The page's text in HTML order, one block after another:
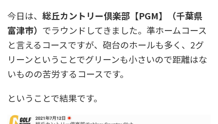
今日は、 総丘カントリー倶楽部【PGM】（千葉県
富津市） でラウンドしてきました。準ホームコース
と言えるコースですが、砲台のホールも多く、2グ
リーンということでグリーンも小さいので距離はな
いものの苦労するコースです。
ということで結果です。